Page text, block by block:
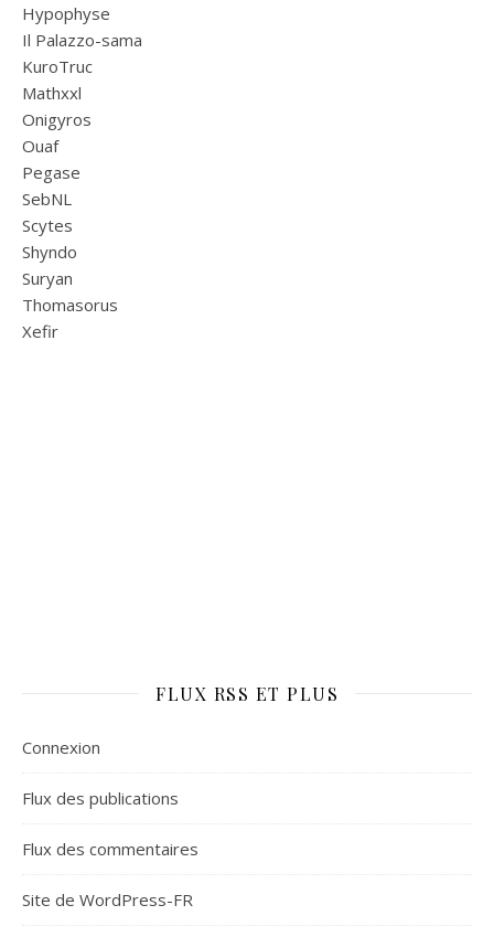
Hypophyse
Il Palazzo-sama
KuroTruc
Mathxxl
Onigyros
Ouaf
Pegase
SebNL
Scytes
Shyndo
Suryan
Thomasorus
Xefir
FLUX RSS ET PLUS
Connexion
Flux des publications
Flux des commentaires
Site de WordPress-FR